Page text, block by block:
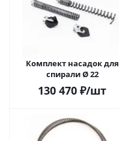
Комплект насадок для
спирали Ø 22
130 470 ₽/шт